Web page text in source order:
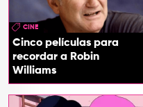
CINE
Cinco películas para
recordar a Robin
Williams